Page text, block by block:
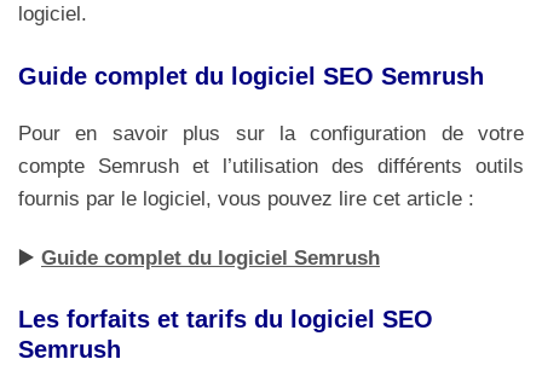
logiciel.
Guide complet du logiciel SEO Semrush
Pour en savoir plus sur la configuration de votre
compte Semrush et l’utilisation des différents outils
fournis par le logiciel, vous pouvez lire cet article :
▶️ Guide complet du logiciel Semrush
Les forfaits et tarifs du logiciel SEO
Semrush